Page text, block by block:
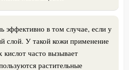
эффективно в том случае, если у
слой. У такой кожи применение
часто вызывает
растительные